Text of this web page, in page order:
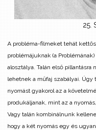
25.
A probléma-filmeket tehát
problémájuknak (a
alosztálya. Talán első
lehetnek a műfaj szabályai.
nyomást gyakorol az a
produkáljanak, mint az a
Vagy talán kombinálnunk
hogy a két nyomás egy és